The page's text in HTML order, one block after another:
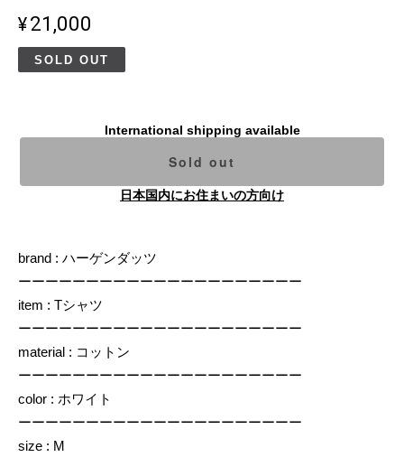
¥21,000
SOLD OUT
International shipping available
Sold out
日本国内にお住まいの方向け
brand : ハーゲンダッツ
ーーーーーーーーーーーーーーーーーーーーー
item : Tシャツ
ーーーーーーーーーーーーーーーーーーーーー
material : コットン
ーーーーーーーーーーーーーーーーーーーーー
color : ホワイト
ーーーーーーーーーーーーーーーーーーーーー
size : M